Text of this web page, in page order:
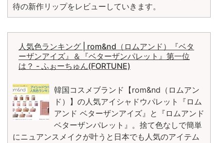
待の新作リップをレビューしていきます。
人気色ランキング | rom&nd（ロムアンド）『ベタ
ーザンアイズ』＆『ベターザンパレット』第一位
は？ - ふぉーちゅん(FORTUNE)
韓国コスメブランド【rom&nd（ロムアン
ド）】の人気アイシャドウパレット『ロム
アンド ベターザンアイズ』と『ロムアンド
ベターザンパレット』。捨て色なしで簡単
にニュアンスメイクが叶うと日本でも人気のアイテム